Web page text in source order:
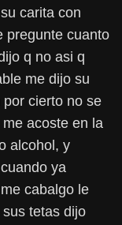
carita con
pregunte cuanto
q no asi q
me dijo su
cierto no se
acoste en la
alcohol, y
ya
cabalgo le
tetas dijo